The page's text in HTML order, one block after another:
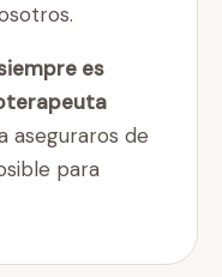
es
aseguraros de
para